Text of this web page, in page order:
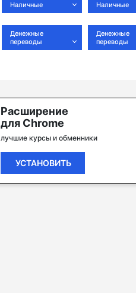
Наличные
Денежные
переводы
Наличные
Денежные
переводы
Расширение
для Chrome
лучшие курсы и обменники
УСТАНОВИТЬ